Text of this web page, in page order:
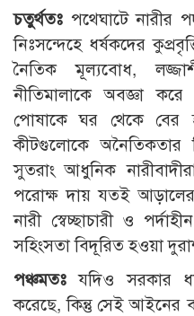
চতুর্থতঃ পথেঘাটে নারীর
নিঃসন্দেহে ধর্ষকদের
নৈতিক মূল্যবোধ,
নীতিমালাকে অবজ্ঞা
পোষাকে ঘর থেকে
কীটগুলোকে অনৈতিকতার
সুতরাং আধুনিক
পরোক্ষ দায় যতই
নারী স্বেচ্ছাচারী ও
সহিংসতা বিদূরিত
পঞ্চমতঃ যদিও সরকার
করেছে, কিন্তু সেই আইনের